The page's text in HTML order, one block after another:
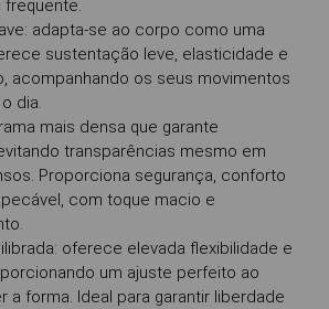
adapta-se ao corpo como uma
sustentação leve, elasticidade e
acompanhando os seus movimentos
dia.
mais densa que garante
transparências mesmo em
Proporciona segurança, conforto
com toque macio e
oferece elevada flexibilidade e
um ajuste perfeito ao
a forma. Ideal para garantir liberdade